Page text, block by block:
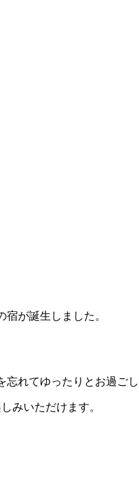
が誕生しました。
れてゆったりとお過ごし
みいただけます。